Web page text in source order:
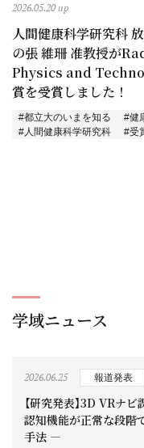
2026.05.20 up
人間健康科学研究科
の張 維珊 准教授が
Physics and
賞を受賞しました！
#都立大のいまを知る
#健
#人間健康科学研究科
#受
学域ニュース
2026.06.25 報道発表
【研究発表】3D VRナ
認知機能が正常な段階
手法 ―